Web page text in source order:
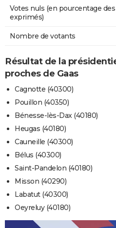
Votes nuls (en pourcentage
exprimés)
Nombre de votants
Résultat de la
proches de Gaas
Cagnotte (40300)
Pouillon (40350)
Bénesse-lès-Dax (40180)
Heugas (40180)
Cauneille (40300)
Bélus (40300)
Saint-Pandelon (40180)
Misson (40290)
Labatut (40300)
Oeyreluy (40180)